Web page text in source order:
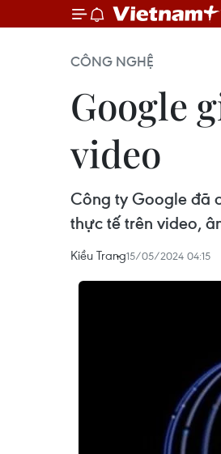
CÔNG NGHỆ
Google
video
Công ty Google đã
thực tế trên video,
Kiều Trang15/05/2024 04:15